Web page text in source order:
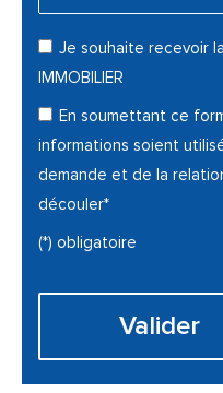
Je souhaite recevoir
IMMOBILIER
En soumettant ce
informations soient
demande et de la
découler*
(*) obligatoire